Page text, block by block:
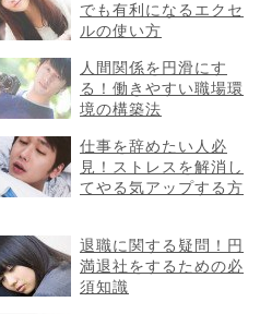
でも有利になるエクセ
ルの使い方
人間関係を円滑にす
る！働きやすい職場環
境の構築法
仕事を辞めたい人必
見！ストレスを解消し
てやる気アップする方
退職に関する疑問！円
満退社をするための必
須知識